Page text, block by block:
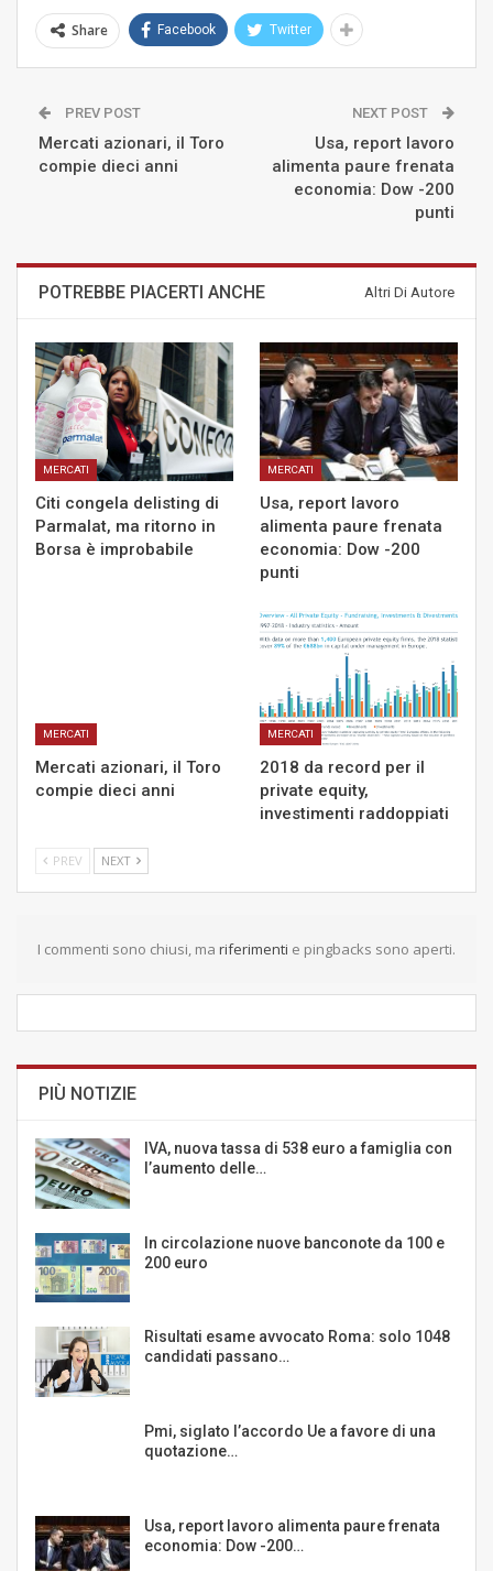
Share Facebook Twitter
PREV POST
Mercati azionari, il Toro
compie dieci anni
NEXT POST
Usa, report lavoro
alimenta paure frenata
economia: Dow -200
punti
POTREBBE PIACERTI ANCHE Altri Di Autore
MERCATI
Citi congela delisting di
Parmalat, ma ritorno in
Borsa è improbabile
MERCATI
Usa, report lavoro
alimenta paure frenata
economia: Dow -200
punti
MERCATI
Mercati azionari, il Toro
compie dieci anni
MERCATI
2018 da record per il
private equity,
investimenti raddoppiati
PREV NEXT
I commenti sono chiusi, ma riferimenti e pingbacks sono aperti.
PIÙ NOTIZIE
IVA, nuova tassa di 538 euro a famiglia con
l’aumento delle…
In circolazione nuove banconote da 100 e
200 euro
Risultati esame avvocato Roma: solo 1048
candidati passano…
Pmi, siglato l’accordo Ue a favore di una
quotazione…
Usa, report lavoro alimenta paure frenata
economia: Dow -200…